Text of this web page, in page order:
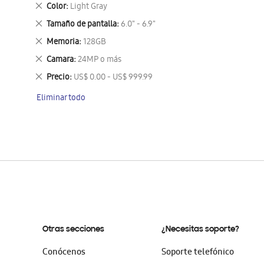
artículo
Color Light Gray
Eliminar
este
artículo
Tamaño de pantalla 6.0" - 6.9"
Eliminar
este
artículo
Memoria 128GB
Eliminar
este
artículo
Camara 24MP o más
Eliminar
este
artículo
Precio US$ 0.00 - US$ 999.99
Eliminar
artículo
Eliminar todo
Otras secciones
Conócenos
¿Necesitas soporte?
Soporte telefónico